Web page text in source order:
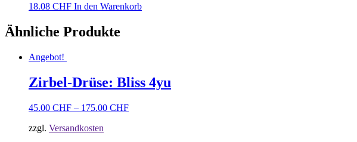
18.08 CHF In den Warenkorb
Ähnliche Produkte
Angebot!
Zirbel-Drüse: Bliss 4yu
45.00 CHF – 175.00 CHF
zzgl. Versandkosten